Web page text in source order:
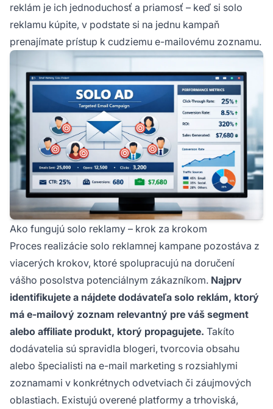
reklám je ich jednoduchosť a priamosť – keď si solo
reklamu kúpite, v podstate si na jednu kampaň
prenajímate prístup k cudziemu e-mailovému zoznamu.
Ako fungujú solo reklamy – krok za krokom
Proces realizácie solo reklamnej kampane pozostáva z
viacerých krokov, ktoré spolupracujú na doručení
vášho posolstva potenciálnym zákazníkom. Najprv
identifikujete a nájdete dodávateľa solo reklám, ktorý
má e-mailový zoznam relevantný pre váš segment
alebo affiliate produkt, ktorý propagujete. Takíto
dodávatelia sú spravidla blogeri, tvorcovia obsahu
alebo špecialisti na e-mail marketing s rozsiahlymi
zoznamami v konkrétnych odvetviach či záujmových
oblastiach. Existujú overené platformy a trhoviská,